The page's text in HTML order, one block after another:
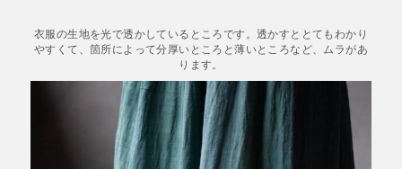
衣服の生地を光で透かしているところです。透かすととてもわかり
やすくて、箇所によって分厚いところと薄いところなど、ムラがあ
ります。